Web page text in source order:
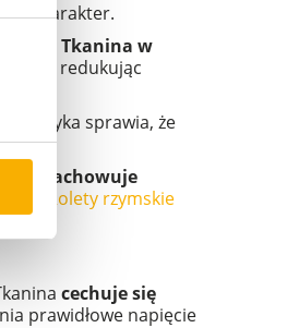
charakter.
Tkanina w
redukując
sprawia, że
zachowuje
Rolety rzymskie
cechuje się
prawidłowe napięcie